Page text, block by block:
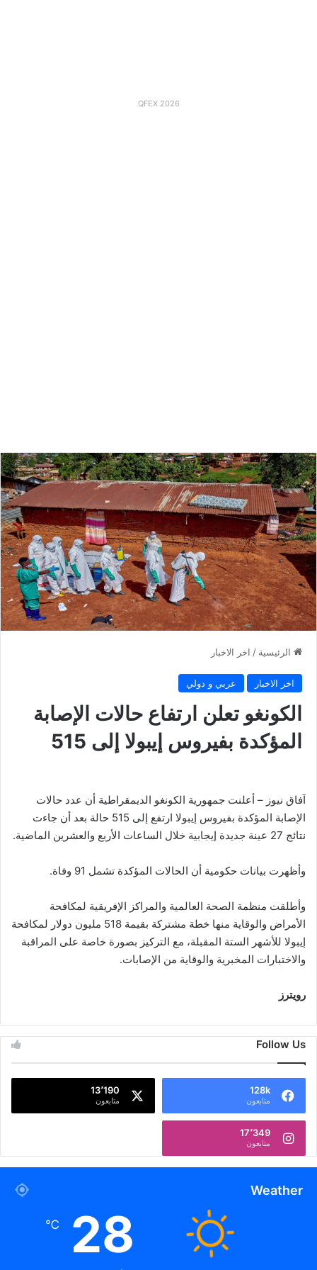
QFEX 2026
الرئيسية / اخر الاخبار
اخر الاخبار عربي و دولي
الكونغو تعلن ارتفاع حالات الإصابة
المؤكدة بفيروس إيبولا إلى 515
اَفاق نيوز – أعلنت جمهورية الكونغو الديمقراطية أن عدد حالات
الإصابة المؤكدة بفيروس إيبولا ارتفع إلى 515 حالة بعد أن جاءت
نتائج 27 عينة جديدة إيجابية خلال الساعات الأربع والعشرين الماضية.
وأظهرت بيانات حكومية أن الحالات المؤكدة تشمل 91 وفاة.
وأطلقت منظمة الصحة العالمية والمراكز الإفريقية لمكافحة
الأمراض والوقاية منها خطة مشتركة بقيمة 518 مليون دولار لمكافحة
إيبولا للأشهر الستة المقبلة، مع التركيز بصورة خاصة على المراقبة
والاختبارات المخبرية والوقاية من الإصابات.
رويترز
Follow Us
128k
متابعون
13٬190
متابعون
17٬349
متابعون
Weather
28
℃